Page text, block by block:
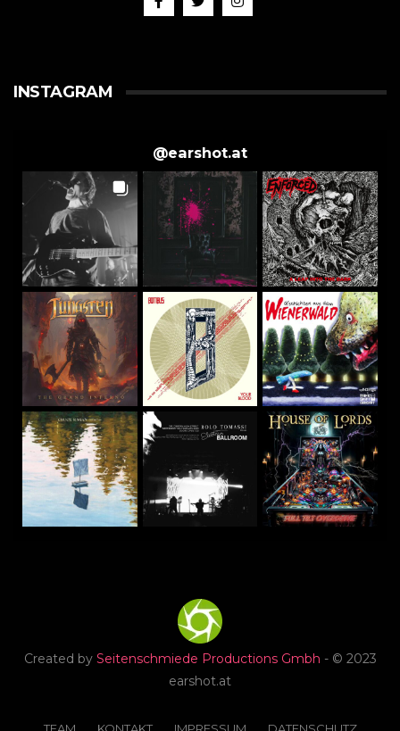
INSTAGRAM
@earshot.at
Created by Seitenschmiede Productions Gmbh - © 2023
earshot.at